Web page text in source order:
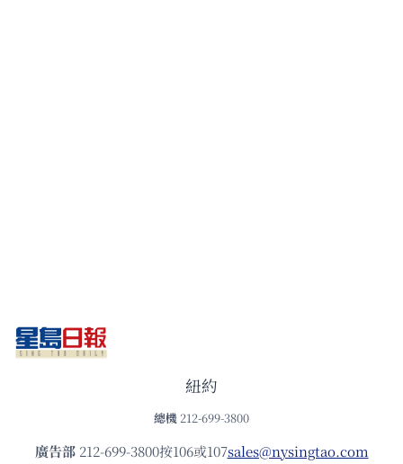
紐約
總機 212-699-3800
廣告部212-699-3800按106或107sales@nysingtao.com